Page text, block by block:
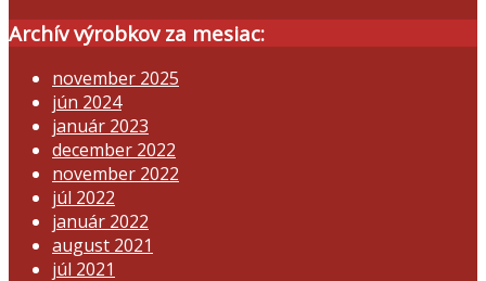
Archív výrobkov za mesiac:
november 2025
jún 2024
január 2023
december 2022
november 2022
júl 2022
január 2022
august 2021
júl 2021